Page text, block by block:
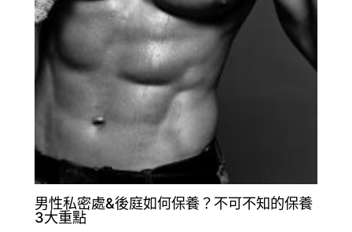
男性私密處&後庭如何保養？不可不知的保養
3大重點